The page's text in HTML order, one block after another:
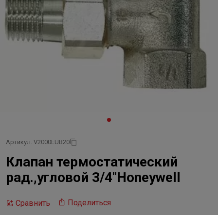
Артикул: V2000EUB20
Клапан термостатический
рад.,угловой 3/4"Honeywell
Сравнить Поделиться